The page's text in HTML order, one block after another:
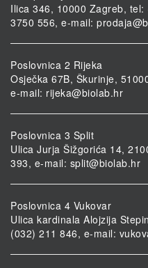
Ilica 346, 10000 Zagreb,
3750 556, e-mail:
Poslovnica 2 Rijeka
Osječka 67B, Škurinje,
e-mail: rijeka@biolab.hr
Poslovnica 3 Split
Ulica Jurja Šižgorića 14,
393, e-mail: split@biolab.hr
Poslovnica 4 Vukovar
Ulica kardinala Alojzija
(032) 211 846, e-mail: